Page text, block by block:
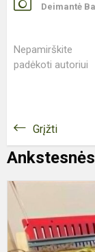
Deimantė
Nepamirškite
padėkoti autoriui
Grįžti